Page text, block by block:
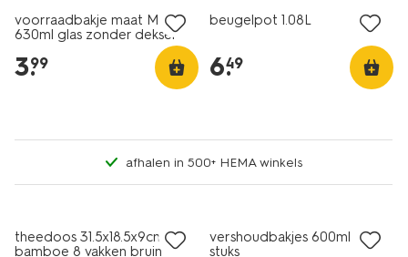
voorraadbakje maat M
630ml glas zonder deksel
3.
99
beugelpot 1.08L
6.
49
afhalen in 500+ HEMA winkels
theedoos 31.5x18.5x9cm
bamboe 8 vakken bruin
vershoudbakjes 600ml - 4
stuks